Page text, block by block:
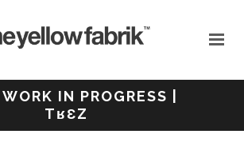
IN PROGRESS |
TʁƐZ